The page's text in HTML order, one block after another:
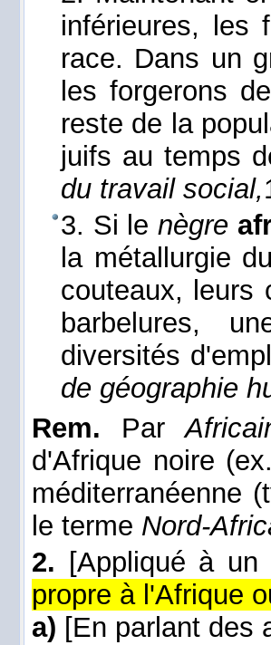
inférieures, les
race. Dans un
les forgerons
reste de la
juifs au temps
du travail social,
3. Si le nègre
la métallurgie
couteaux, leurs
barbelures,
diversités
de géographie
Rem. Par
d'Afrique noire
méditerranéenne
le terme Nord-
2. [Appliqué à
propre à l'Afrique
a) [En parlant des